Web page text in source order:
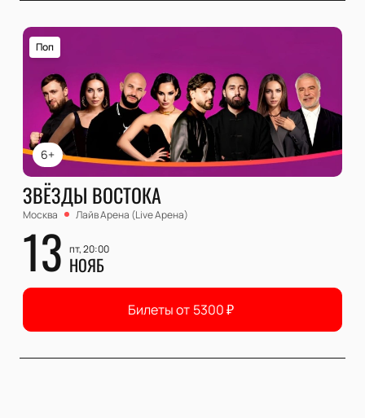
6+
Поп
ЗВЁЗДЫ ВОСТОКА
Москва Лайв Арена (Live Арена)
13 пт, 20:00
НОЯБ
Билеты от 5300₽